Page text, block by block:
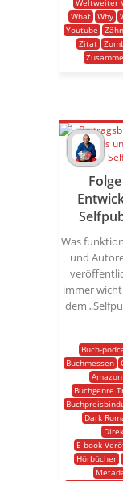
Weltweiter
What Why
Youtube
Zitat
Was
und
immer
dem
Buch-
Buchmessen
Buchgenre
Dark
E-book
Hörbücher